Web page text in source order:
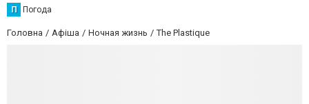
П Погода
Головна Афіша Ночная жизнь The Plastique